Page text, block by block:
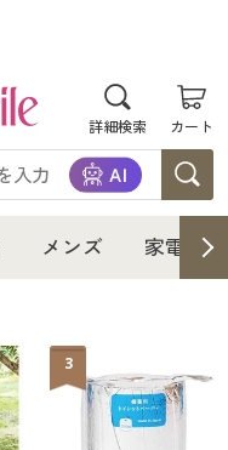
詳細検索 カート
メンズ 家電・
3